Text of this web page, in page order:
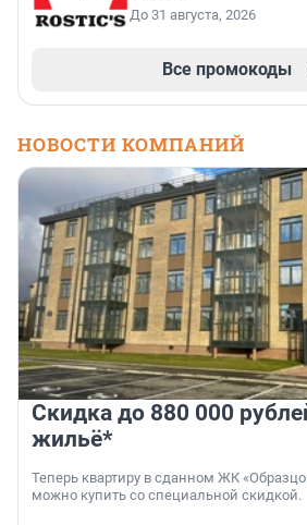
До 31 августа, 2026
Все промокоды
НОВОСТИ КОМПАНИЙ
Скидка до 880 000
жильё*
Теперь квартиру в сданном ЖК
можно купить со специальной скидкой.